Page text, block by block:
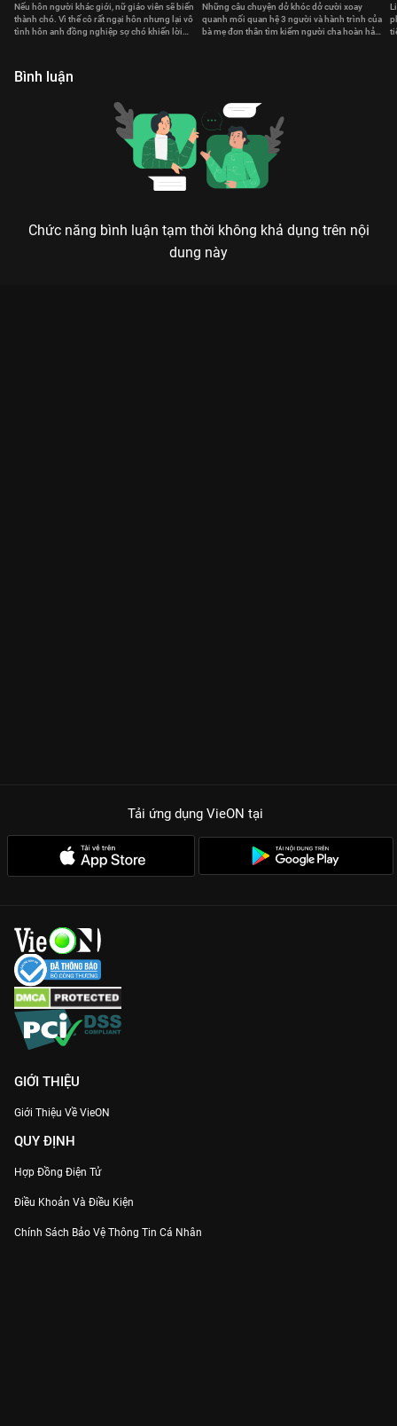
Nếu hôn người khác giới, nữ giáo viên sẽ biến
thành chó. Vì thế cô rất ngại hôn nhưng lại vô
tình hôn anh đồng nghiệp sợ chó khiến lời
Những câu chuyện dở khóc dở cười xoay
quanh mối quan hệ 3 người và hành trình của
bà mẹ đơn thân tìm kiếm người cha hoàn hảo
Bình luận
Chức năng bình luận tạm thời không khả dụng trên nội
dung này
Tải ứng dụng VieON tại
GIỚI THIỆU
Giới Thiệu Về VieON
QUY ĐỊNH
Hợp Đồng Điện Tử
Điều Khoản Và Điều Kiện
Chính Sách Bảo Vệ Thông Tin Cá Nhân